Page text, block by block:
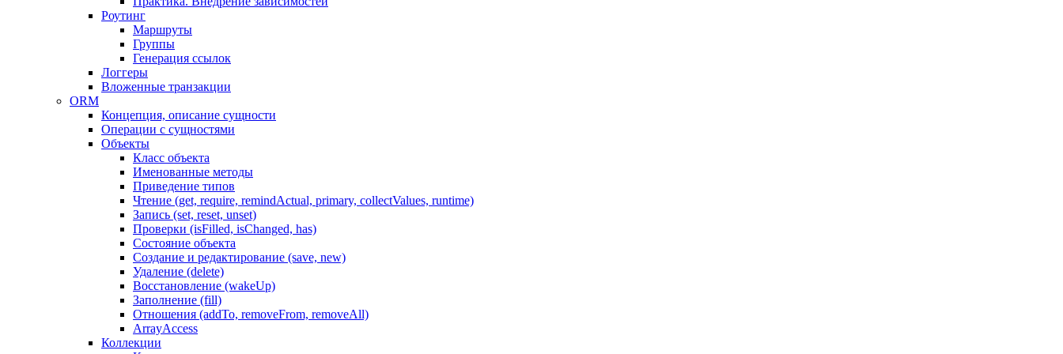
Роутинг
Маршруты
Группы
Генерация ссылок
Логгеры
Вложенные транзакции
ORM
Концепция, описание сущности
Операции с сущностями
Объекты
Класс объекта
Именованные методы
Приведение типов
Чтение (get, require, remindActual, primary, collectValues, runtime)
Запись (set, reset, unset)
Проверки (isFilled, isChanged, has)
Состояние объекта
Создание и редактирование (save, new)
Удаление (delete)
Восстановление (wakeUp)
Заполнение (fill)
Отношения (addTo, removeFrom, removeAll)
ArrayAccess
Коллекции